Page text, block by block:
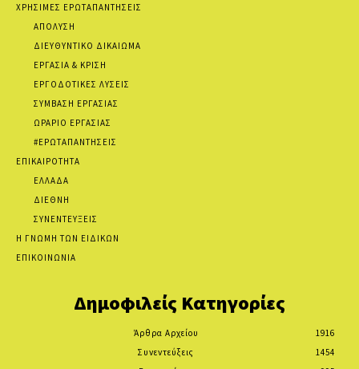
ΧΡΗΣΙΜΕΣ ΕΡΩΤΑΠΑΝΤΗΣΕΙΣ
ΑΠΟΛΥΣΗ
ΔΙΕΥΘΥΝΤΙΚΟ ΔΙΚΑΙΩΜΑ
ΕΡΓΑΣΙΑ & ΚΡΙΣΗ
ΕΡΓΟΔΟΤΙΚΕΣ ΛΥΣΕΙΣ
ΣΥΜΒΑΣΗ ΕΡΓΑΣΙΑΣ
ΩΡΑΡΙΟ ΕΡΓΑΣΙΑΣ
#ΕΡΩΤΑΠΑΝΤΗΣΕΙΣ
ΕΠΙΚΑΙΡΟΤΗΤΑ
ΕΛΛΑΔΑ
ΔΙΕΘΝΗ
ΣΥΝΕΝΤΕΥΞΕΙΣ
Η ΓΝΩΜΗ ΤΩΝ ΕΙΔΙΚΩΝ
ΕΠΙΚΟΙΝΩΝΙΑ
Δημοφιλείς Κατηγορίες
Άρθρα Αρχείου
1916
Συνεντεύξεις
1454